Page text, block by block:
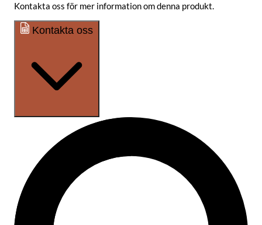
Kontakta oss för mer information om denna produkt.
Kontakta oss